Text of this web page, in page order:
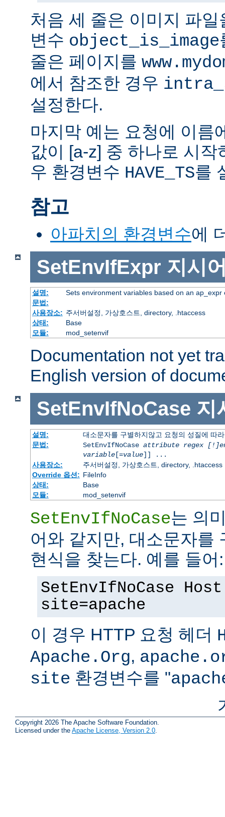
처음 세 줄은 이미지 파
변수 object_is_image
줄은 페이지를
에서 참조한 경우
설정한다.
마지막 예는 요청에 이름
값이 [a-z] 중 하나로 시
우 환경변수 HAVE_TS를
참고
아파치의 환경변수에
SetEnvIfExpr 지시
설명:
Sets environment variables based on an ap_expr
문법:
사용장소: 주서버설정, 가상호스트, directory, .htaccess
상태:
Base
모듈:
mod_setenvif
Documentation not yet
English version of
SetEnvIfNoCase 지
설명:
대소문자를 구별하지않고 요청의 성질에 따
문법:
SetEnvIfNoCase attribute regex
variable[=value]] ...
사용장소:
주서버설정, 가상호스트, directory, .htaccess
Override 옵션: FileInfo
상태:
Base
모듈:
mod_setenvif
SetEnvIfNoCase는 의
어와 같지만, 대소문자를
현식을 찾는다. 예를 들어:
SetEnvIfNoCase
site=apache
이 경우 HTTP 요청 헤더
Apache.Org,
site 환경변수를 "
Copyright 2026 The Apache Software Foundation.
Licensed under the Apache License, Version 2.0